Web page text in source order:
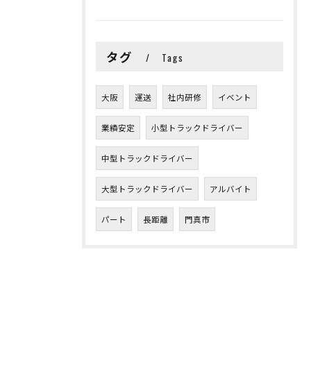
タグ Tags
大阪 運送 社内研修 イベント
業績安定 小型トラックドライバー
中型トラックドライバー
大型トラックドライバー アルバイト
パート 長距離 門真市